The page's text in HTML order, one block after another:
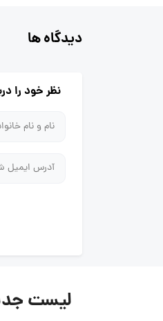
دیدگاه ها
نظر خود را
لیست